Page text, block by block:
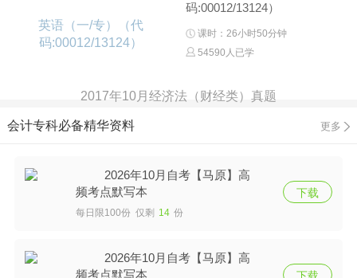
2017年10月经济法（财经类）真题
英语（一/专）（代
码:00012/13124）
码:00012/13124）
课时：26小时50分钟
54590人已学
会计专科必备精华资料 更多
2026年10月自考【马原】高
频考点默写本
每日限100份 仅剩 14 份
下载
2026年10月自考【马原】高
频考点默写本
下载